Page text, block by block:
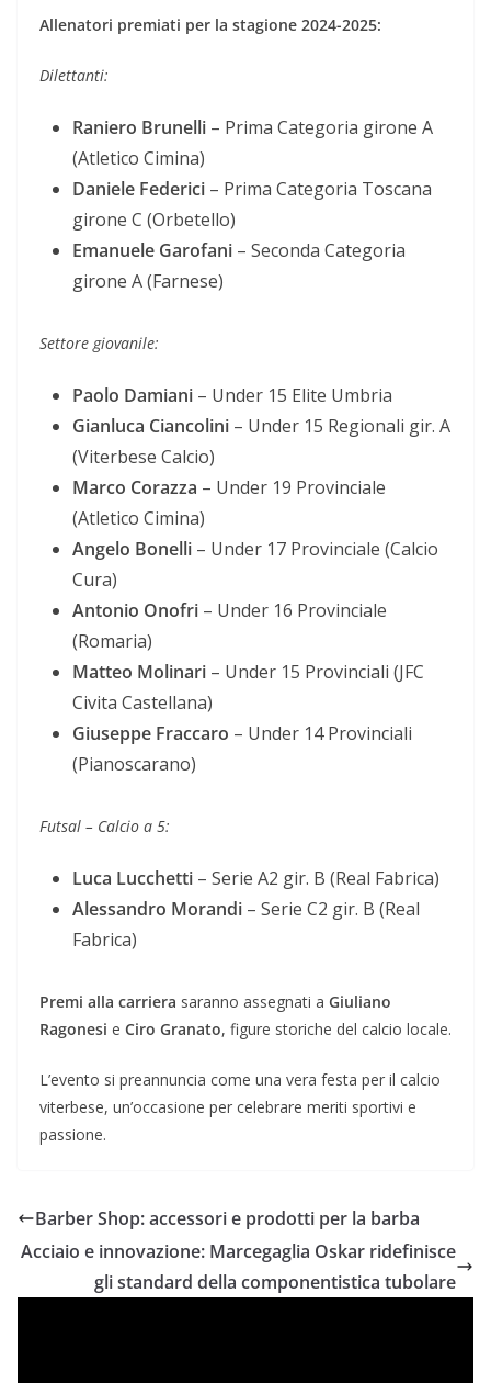
Allenatori premiati per la stagione 2024-2025:
Dilettanti:
Raniero Brunelli – Prima Categoria girone A
(Atletico Cimina)
Daniele Federici – Prima Categoria Toscana
girone C (Orbetello)
Emanuele Garofani – Seconda Categoria
girone A (Farnese)
Settore giovanile:
Paolo Damiani – Under 15 Elite Umbria
Gianluca Ciancolini – Under 15 Regionali gir. A
(Viterbese Calcio)
Marco Corazza – Under 19 Provinciale
(Atletico Cimina)
Angelo Bonelli – Under 17 Provinciale (Calcio
Cura)
Antonio Onofri – Under 16 Provinciale
(Romaria)
Matteo Molinari – Under 15 Provinciali (JFC
Civita Castellana)
Giuseppe Fraccaro – Under 14 Provinciali
(Pianoscarano)
Futsal – Calcio a 5:
Luca Lucchetti – Serie A2 gir. B (Real Fabrica)
Alessandro Morandi – Serie C2 gir. B (Real
Fabrica)
Premi alla carriera saranno assegnati a Giuliano
Ragonesi e Ciro Granato, figure storiche del calcio locale.
L’evento si preannuncia come una vera festa per il calcio
viterbese, un’occasione per celebrare meriti sportivi e
passione.
Barber Shop: accessori e prodotti per la barba
Acciaio e innovazione: Marcegaglia Oskar ridefinisce
gli standard della componentistica tubolare